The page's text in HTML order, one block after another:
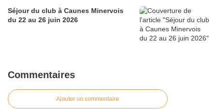
Séjour du club à Caunes Minervois
du 22 au 26 juin 2026
Commentaires
Ajouter un commentaire